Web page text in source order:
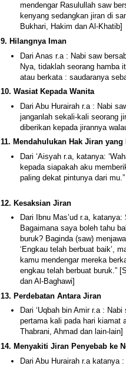
mendengar Rasulullah saw
kenyang sedangkan jiran di
Bukhari, Hakim dan Al-Khatib]
9. Hilangnya Iman
Dari Anas r.a : Nabi saw
Nya, tidaklah seorang hamba
atau berkata : saudaranya
10. Wasiat Kepada Wanita
Dari Abu Hurairah r.a : Nabi
janganlah sekali-kali seorang
diberikan kepada jirannya
11. Mendahulukan Hak Jiran yang
Dari ‘Aisyah r.a, katanya:
kepada siapakah aku
paling dekat pintunya dari
12. Kesaksian Jiran
Dari Ibnu Mas’ud r.a,
Bagaimana saya boleh tahu
buruk? Baginda (saw)
‘Engkau telah berbuat baik’,
kamu mendengar mereka
engkau telah berbuat buruk.”
dan Al-Baghawi]
13. Perdebatan Antara Jiran
Dari ‘Uqbah bin Amir r.a :
pertama kali pada hari kiamat
Thabrani, Ahmad dan lain-lain]
14. Menyakiti Jiran Penyebab ke
Dari Abu Hurairah r.a katanya